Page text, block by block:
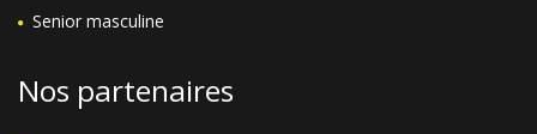
Senior masculine
Nos partenaires